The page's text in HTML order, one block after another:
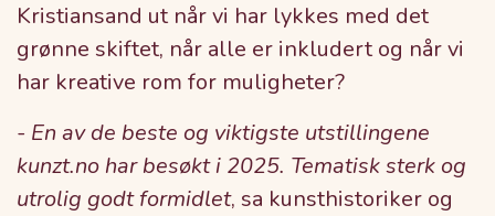
Kristiansand ut når vi har lykkes med det
grønne skiftet, når alle er inkludert og når vi
har kreative rom for muligheter?
- En av de beste og viktigste utstillingene
kunzt.no har besøkt i 2025. Tematisk sterk og
utrolig godt formidlet, sa kunsthistoriker og